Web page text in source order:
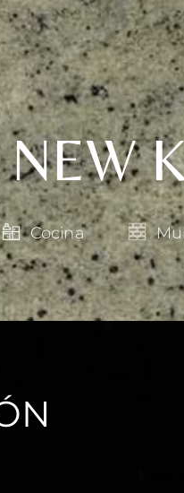
Cocina